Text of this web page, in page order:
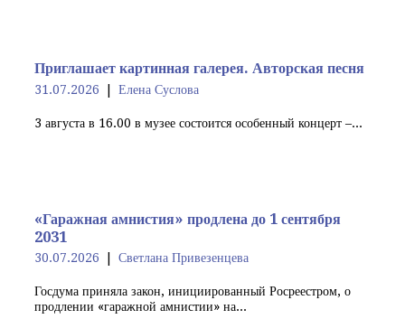
Приглашает картинная галерея. Авторская песня
31.07.2026 Елена Суслова
3 августа в 16.00 в музее состоится особенный концерт –...
«Гаражная амнистия» продлена до 1 сентября
2031
30.07.2026 Светлана Привезенцева
Госдума приняла закон, инициированный Росреестром, о
продлении «гаражной амнистии» на...